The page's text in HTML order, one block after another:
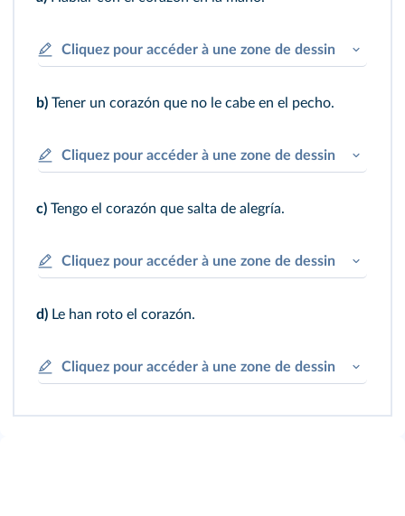
Cliquez pour accéder à une zone de dessin
b) Tener un corazón que no le cabe en el pecho.
Cliquez pour accéder à une zone de dessin
c) Tengo el corazón que salta de alegría.
Cliquez pour accéder à une zone de dessin
d) Le han roto el corazón.
Cliquez pour accéder à une zone de dessin